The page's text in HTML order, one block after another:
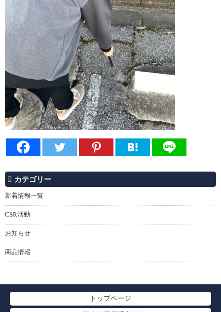
カテゴリー
新着情報一覧
CSR活動
お知らせ
商品情報
トップページ